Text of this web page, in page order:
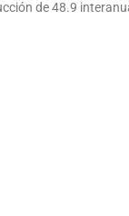
de 48.9